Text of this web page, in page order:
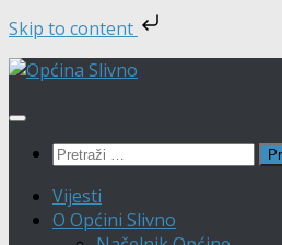
Skip to content
Skip
content
Pretraži:
Vijesti
O Općini Slivno